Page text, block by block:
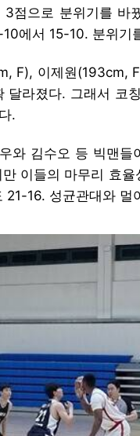
점으로 분위기를 바
에서 15-10. 분위기
F), 이제원(193cm,
달라졌다. 그래서 코
.
와 김수오 등 빅맨들
이들의 마무리 효
16. 성균관대와 멀